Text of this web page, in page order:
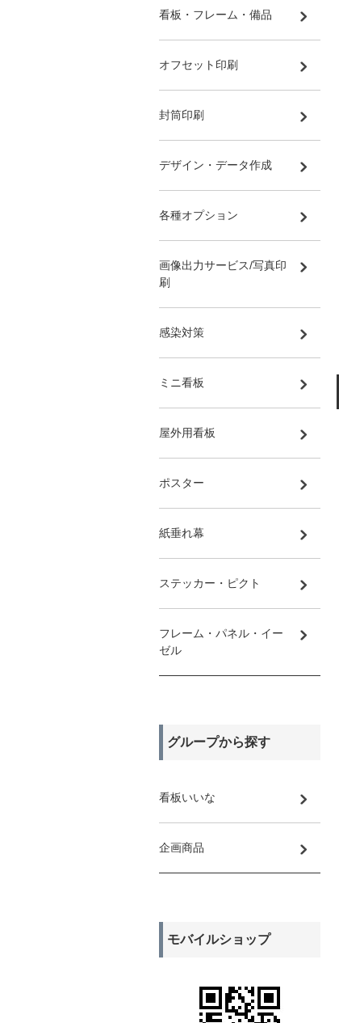
看板・フレーム・備品
オフセット印刷
封筒印刷
デザイン・データ作成
各種オプション
画像出力サービス/写真印
刷
感染対策
ミニ看板
屋外用看板
ポスター
紙垂れ幕
ステッカー・ピクト
フレーム・パネル・イー
ゼル
グループから探す
看板いいな
企画商品
モバイルショップ